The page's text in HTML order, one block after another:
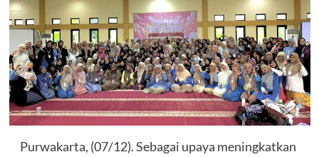
Purwakarta, (07/12). Sebagai upaya meningkatkan